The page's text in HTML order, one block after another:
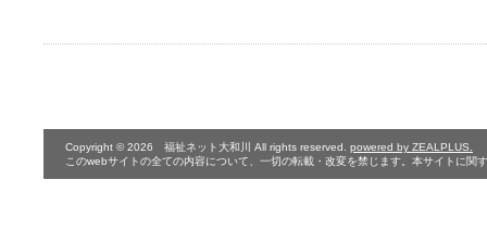
Copyright © 2026 福祉ネット大和川 All rights reserved. powered by ZEALPLUS.
このwebサイトの全ての内容について、一切の転載・改変を禁じます。本サイトに関